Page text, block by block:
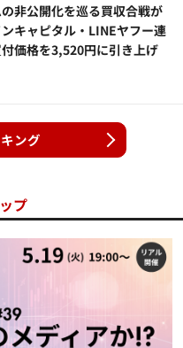
非公開化を巡る買収合戦が
キャピタル・LINEヤフー連
価格を3,520円に引き上げ
ング
プ